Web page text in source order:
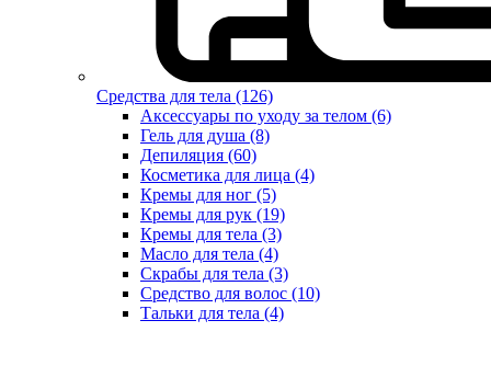
Средства для тела (126)
Аксессуары по уходу за телом (6)
Гель для душа (8)
Депиляция (60)
Косметика для лица (4)
Кремы для ног (5)
Кремы для рук (19)
Кремы для тела (3)
Масло для тела (4)
Скрабы для тела (3)
Средство для волос (10)
Тальки для тела (4)